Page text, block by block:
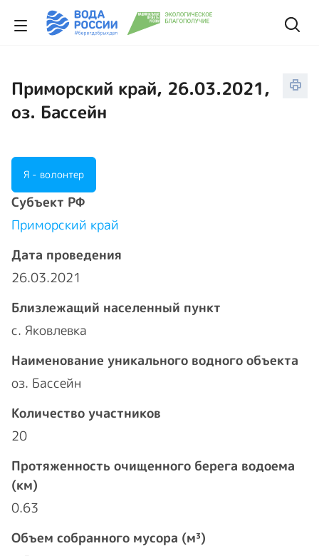
Приморский край, 26.03.2021,
оз. Бассейн
Я - волонтер
Cубъект РФ
Приморский край
Дата проведения
26.03.2021
Близлежащий населенный пункт
с. Яковлевка
Наименование уникального водного объекта
оз. Бассейн
Количество участников
20
Протяженность очищенного берега водоема
(км)
0.63
Объем собранного мусора (м³)